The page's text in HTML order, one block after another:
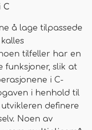
C
å lage tilpassede
tilfeller har en
funksjoner, slik at
i C-
i henhold til
definere
Noen av